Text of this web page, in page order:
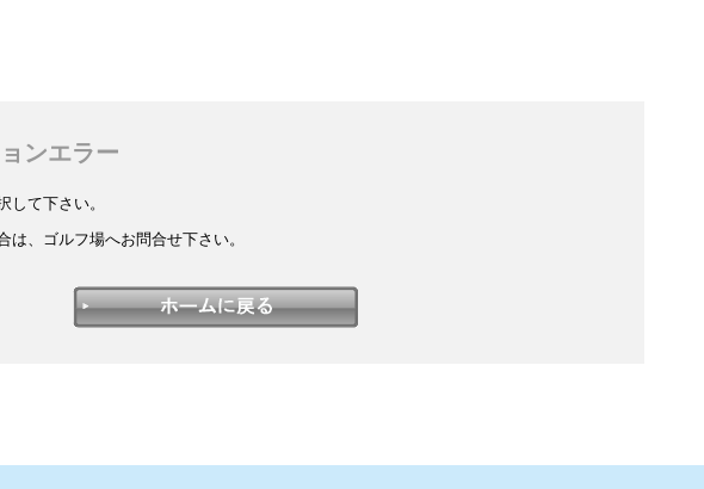
ンエラー
して下さい。
は、ゴルフ場へお問合せ下さい。